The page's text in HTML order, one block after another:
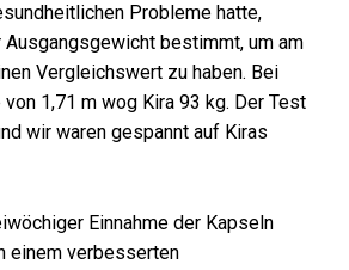
Probleme hatte,
bestimmt, um am
Vergleichswert zu haben. Bei
1,71 m wog Kira 93 kg. Der Test
wir waren gespannt auf Kiras
Einnahme der Kapseln
einem verbesserten